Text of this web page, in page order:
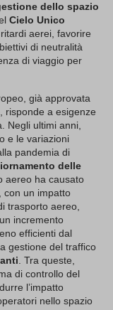
dello spazio
Cielo Unico
aerei, favorire
di neutralità
di viaggio per
già approvata
risponde a esigenze
Negli ultimi anni,
e le variazioni
pandemia di
delle
aereo ha causato
, con un impatto
trasporto aereo,
incremento
efficienti dal
gestione del traffico
. Tra queste,
di controllo del
l’impatto
nello spazio